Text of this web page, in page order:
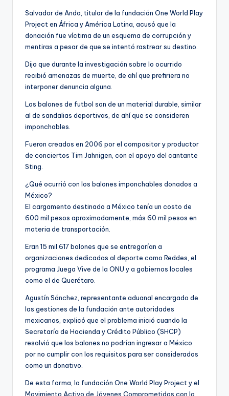
Salvador de Anda, titular de la fundación One World Play
Project en África y América Latina, acusó que la
donación fue víctima de un esquema de corrupción y
mentiras a pesar de que se intentó rastrear su destino.
Dijo que durante la investigación sobre lo ocurrido
recibió amenazas de muerte, de ahí que prefiriera no
interponer denuncia alguna.
Los balones de futbol son de un material durable, similar
al de sandalias deportivas, de ahí que se consideren
imponchables.
Fueron creados en 2006 por el compositor y productor
de conciertos Tim Jahnigen, con el apoyo del cantante
Sting.
¿Qué ocurrió con los balones imponchables donados a
México?
El cargamento destinado a México tenía un costo de
600 mil pesos aproximadamente, más 60 mil pesos en
materia de transportación.
Eran 15 mil 617 balones que se entregarían a
organizaciones dedicadas al deporte como Reddes, el
programa Juega Vive de la ONU y a gobiernos locales
como el de Querétaro.
Agustín Sánchez, representante aduanal encargado de
las gestiones de la fundación ante autoridades
mexicanas, explicó que el problema inició cuando la
Secretaría de Hacienda y Crédito Público (SHCP)
resolvió que los balones no podrían ingresar a México
por no cumplir con los requisitos para ser considerados
como un donativo.
De esta forma, la fundación One World Play Project y el
Movimiento Activo de Jóvenes Comprometidos con la